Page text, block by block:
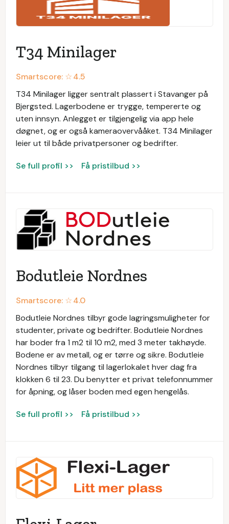
T34 Minilager
Smartscore: ☆4.5
T34 Minilager ligger sentralt plassert i Stavanger på
Bjergsted. Lagerbodene er trygge, tempererte og
uten innsyn. Anlegget er tilgjengelig via app hele
døgnet, og er også kameraovervååket. T34 Minilager
leier ut til både privatpersoner og bedrifter.
Se full profil >> Få pristilbud >>
Bodutleie Nordnes
Smartscore: ☆4.0
Bodutleie Nordnes tilbyr gode lagringsmuligheter for
studenter, private og bedrifter. Bodutleie Nordnes
har boder fra 1 m2 til 10 m2, med 3 meter takhøyde.
Bodene er av metall, og er tørre og sikre. Bodutleie
Nordnes tilbyr tilgang til lagerlokalet hver dag fra
klokken 6 til 23. Du benytter et privat telefonnummer
for åpning, og låser boden med egen hengelås.
Se full profil >> Få pristilbud >>